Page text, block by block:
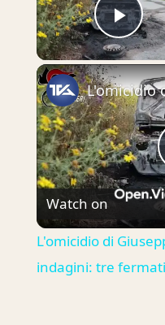
Watch on
L'omicidio di
indagini: tre fermati